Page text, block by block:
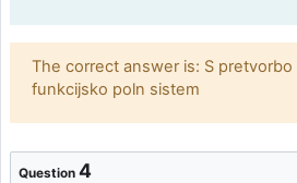
Feedback
The correct answer is: S pretvorbo
funkcijsko poln sistem
Question4